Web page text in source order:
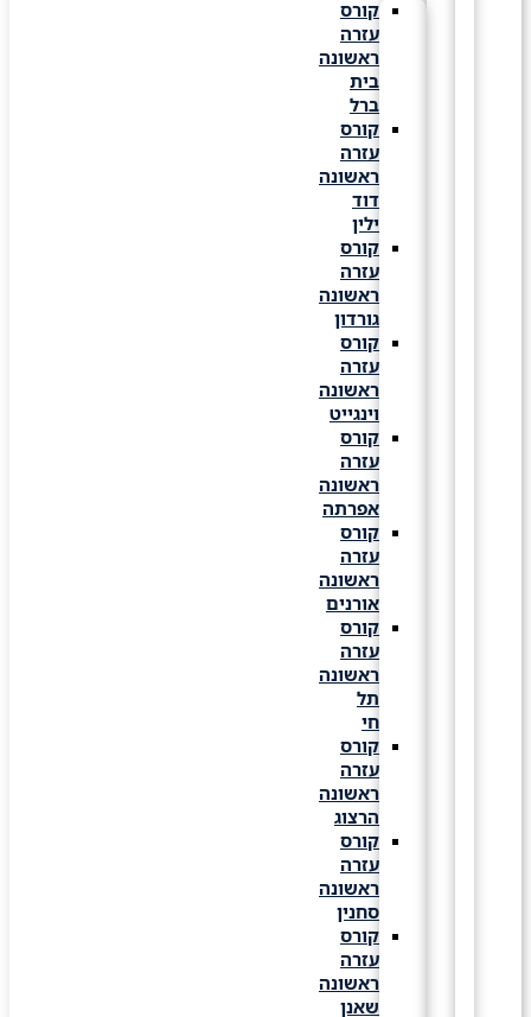
קורס
עזרה
ראשונה
קורס
עזרה
ראשונה
קורס
עזרה
ראשונה
גורדון
קורס
עזרה
ראשונה
וינגייט
קורס
עזרה
ראשונה
אפרתה
קורס
עזרה
ראשונה
אורנים
קורס
עזרה
ראשונה
קורס
עזרה
ראשונה
הרצוג
קורס
עזרה
ראשונה
סחנין
קורס
עזרה
ראשונה